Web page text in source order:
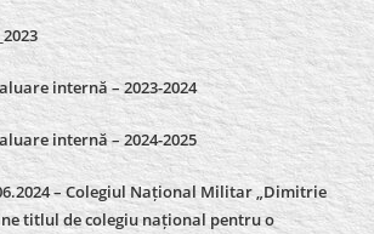
internă – 2023-2024
internă –2024-2025
– Colegiul Național Militar „Dimitrie
titlul de colegiu național pentru o